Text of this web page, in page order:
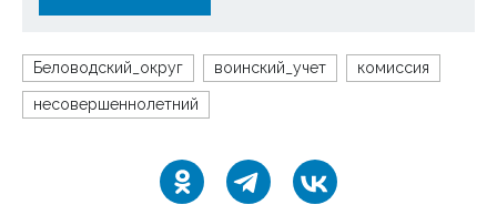
Беловодский_округ воинский_учет комиссия
несовершеннолетний